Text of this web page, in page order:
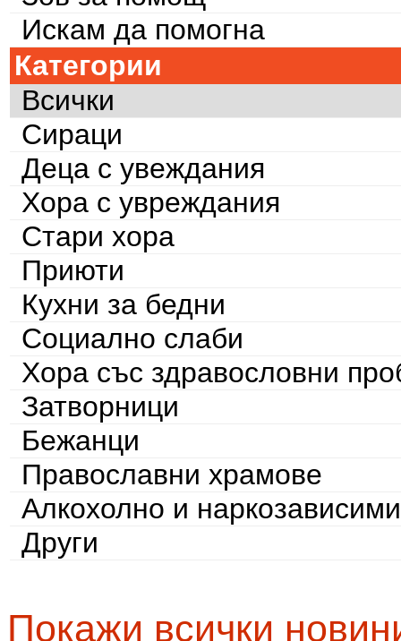
Искам да помогна
Категории
Всички
Сираци
Деца с увеждания
Хора с увреждания
Стари хора
Приюти
Кухни за бедни
Социално слаби
Хора със здравословни
Затворници
Бежанци
Православни храмове
Алкохолно и наркозависими
Други
Покажи всички